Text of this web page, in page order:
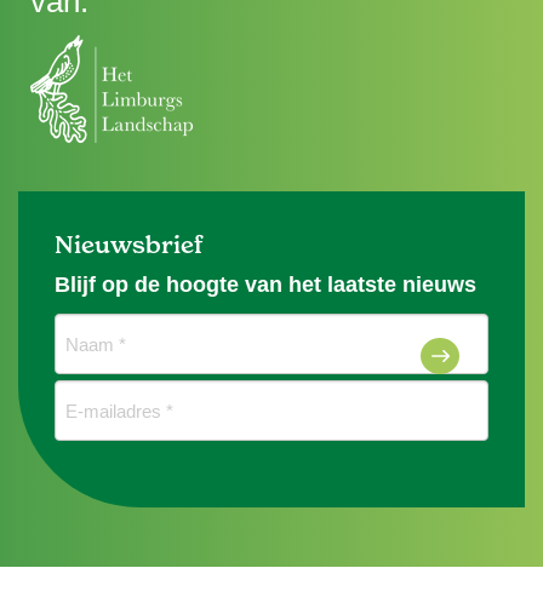
Nieuwsbrief
Blijf op de hoogte van het laatste nieuws